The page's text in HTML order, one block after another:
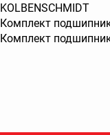
KOLBENSCHMIDT
Комплект
Комплект